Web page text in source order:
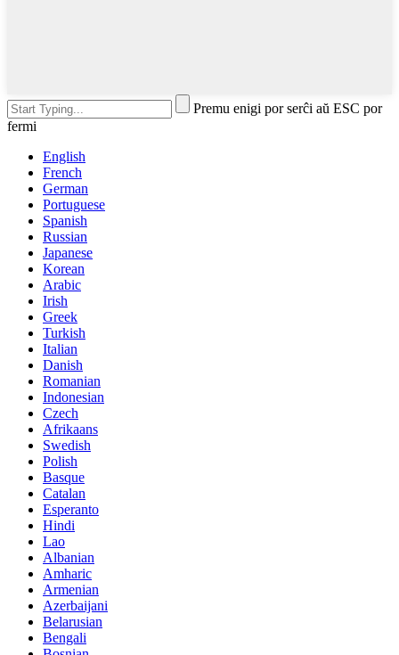
Premu enigi por serĉi aŭ ESC por
fermi
English
French
German
Portuguese
Spanish
Russian
Japanese
Korean
Arabic
Irish
Greek
Turkish
Italian
Danish
Romanian
Indonesian
Czech
Afrikaans
Swedish
Polish
Basque
Catalan
Esperanto
Hindi
Lao
Albanian
Amharic
Armenian
Azerbaijani
Belarusian
Bengali